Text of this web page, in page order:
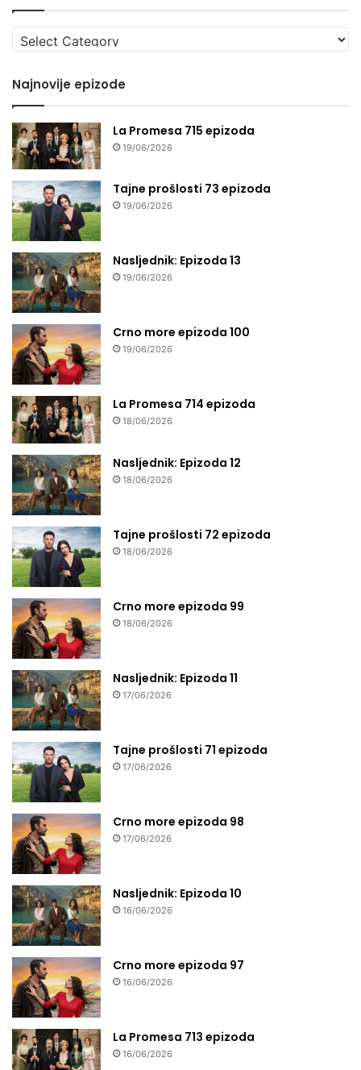
Izaberi
seriju
Najnovije epizode
La Promesa 715 epizoda
19/06/2026
Tajne prošlosti 73 epizoda
19/06/2026
Nasljednik: Epizoda 13
19/06/2026
Crno more epizoda 100
19/06/2026
La Promesa 714 epizoda
18/06/2026
Nasljednik: Epizoda 12
18/06/2026
Tajne prošlosti 72 epizoda
18/06/2026
Crno more epizoda 99
18/06/2026
Nasljednik: Epizoda 11
17/06/2026
Tajne prošlosti 71 epizoda
17/06/2026
Crno more epizoda 98
17/06/2026
Nasljednik: Epizoda 10
16/06/2026
Crno more epizoda 97
16/06/2026
La Promesa 713 epizoda
16/06/2026